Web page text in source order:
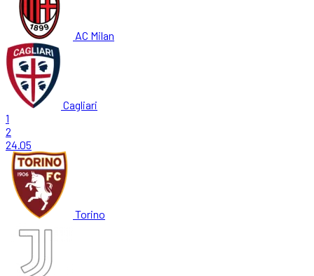
AC Milan
Cagliari
1
2
24.05
Torino